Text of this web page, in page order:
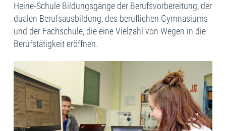
Heine-Schule Bildungsgänge der Berufsvorbereitung, der
dualen Berufsausbildung, des beruflichen Gymnasiums
und der Fachschule, die eine Vielzahl von Wegen in die
Berufstätigkeit eröffnen.